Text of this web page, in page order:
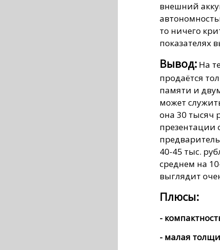
внешний
то ничего
показателях
Вывод: На
продаётся
памяти и
может
она 30 тысяч
презентации
40-45 тыс.
среднем на
выглядит
Плюсы:
-
- малая